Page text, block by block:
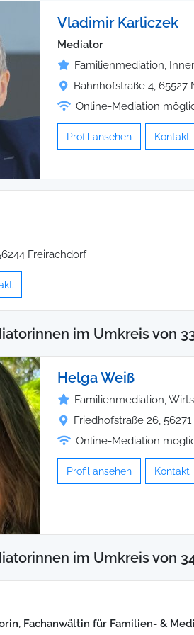
Vladimir Karliczek
Mediator
Familienmediation,
Bahnhofstraße 4, 65527
Online-Mediation
Profil ansehen Kontakt
Freirachdorf
im Umkreis von
Helga Weiß
Familienmediation,
Friedhofstraße 26,
Online-Mediation
Profil ansehen Kontakt
im Umkreis von
Fachanwältin für Familien- &